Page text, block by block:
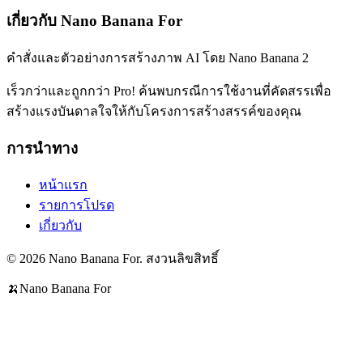
เกี่ยวกับ Nano Banana For
คำสั่งและตัวอย่างการสร้างภาพ AI โดย Nano Banana 2
เร็วกว่าและถูกกว่า Pro! ค้นพบกรณีการใช้งานที่คัดสรรเพื่อ
สร้างแรงบันดาลใจให้กับโครงการสร้างสรรค์ของคุณ
การนำทาง
หน้าแรก
รายการโปรด
เกี่ยวกับ
© 2026 Nano Banana For. สงวนลิขสิทธิ์
🍌Nano Banana For